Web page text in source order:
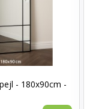
- 180x90cm -